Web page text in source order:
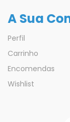
A Sua
Perfil
Carrinho
Encomendas
Wishlist